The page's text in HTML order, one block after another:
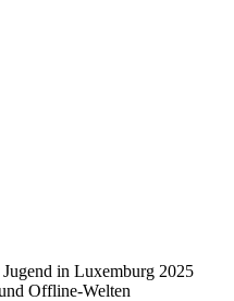
in Luxemburg 2025
Offline-Welten